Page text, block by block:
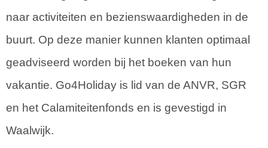
naar activiteiten en bezienswaardigheden in de
buurt. Op deze manier kunnen klanten optimaal
geadviseerd worden bij het boeken van hun
vakantie. Go4Holiday is lid van de ANVR, SGR
en het Calamiteitenfonds en is gevestigd in
Waalwijk.